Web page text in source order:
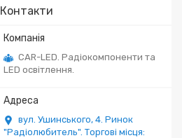
Контакти
CAR-LED. Радіокомпоненти та
LED освітлення.
вул. Ушинського, 4. Ринок
"Радіолюбитель". Торгові місця: